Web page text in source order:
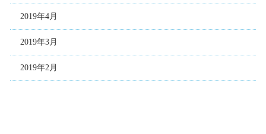
2019年4月
2019年3月
2019年2月